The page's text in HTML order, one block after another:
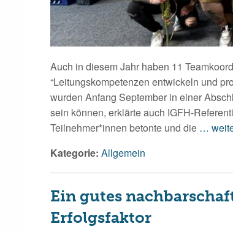
Auch in diesem Jahr haben 11
“Leitungskompetenzen entwickeln und
wurden Anfang September in einer
sein können, erklärte auch IGFH-
Teilnehmer*innen betonte und die …
Kategorie: Allgemein
Ein gutes
Erfolgsfaktor